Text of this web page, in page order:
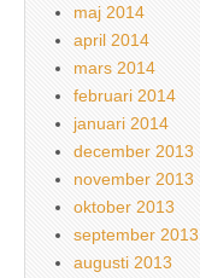
maj 2014
april 2014
mars 2014
februari 2014
januari 2014
december 2013
november 2013
oktober 2013
september 2013
augusti 2013